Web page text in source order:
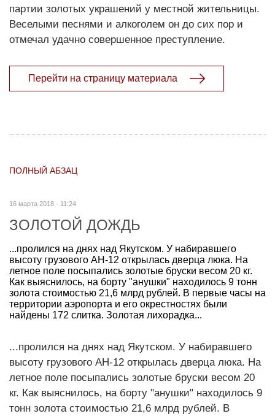
партии золотых украшений у местной жительницы.
Веселыми песнями и алкоголем он до сих пор и
отмечал удачно совершенное преступление.
Перейти на страницу материала
ПОЛНЫЙ АБЗАЦ
16 марта 2018 - 11:24
ЗОЛОТОЙ ДОЖДЬ
...пролился на днях над Якутском. У набиравшего
высоту грузового АН-12 открылась дверца люка. На
летное поле посыпались золотые бруски весом 20 кг.
Как выяснилось, на борту "анушки" находилось 9 тонн
золота стоимостью 21,6 млрд рублей. В первые часы на
территории аэропорта и его окрестностях были
найдены 172 слитка. Золотая лихорадка...
...пролился на днях над Якутском. У набиравшего
высоту грузового АН-12 открылась дверца люка. На
летное поле посыпались золотые бруски весом 20
кг. Как выяснилось, на борту "анушки" находилось 9
тонн золота стоимостью 21,6 млрд рублей. В